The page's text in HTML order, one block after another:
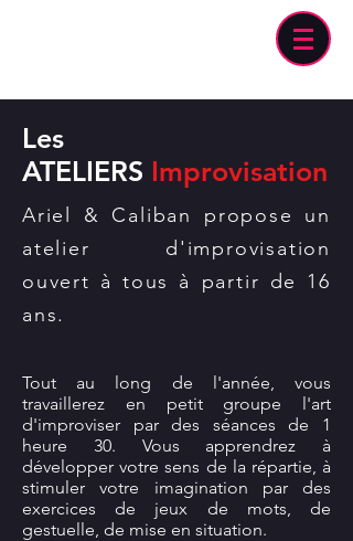
Les
ATELIERS Improvisation
Ariel & Caliban propose un
atelier d'improvisation
ouvert à tous à partir de 16
ans.
Tout au long de l'année, vous
travaillerez en petit groupe l'art
d'improviser par des séances de 1
heure 30. Vous apprendrez à
développer votre sens de la répartie, à
stimuler votre imagination par des
exercices de jeux de mots, de
gestuelle, de mise en situation.